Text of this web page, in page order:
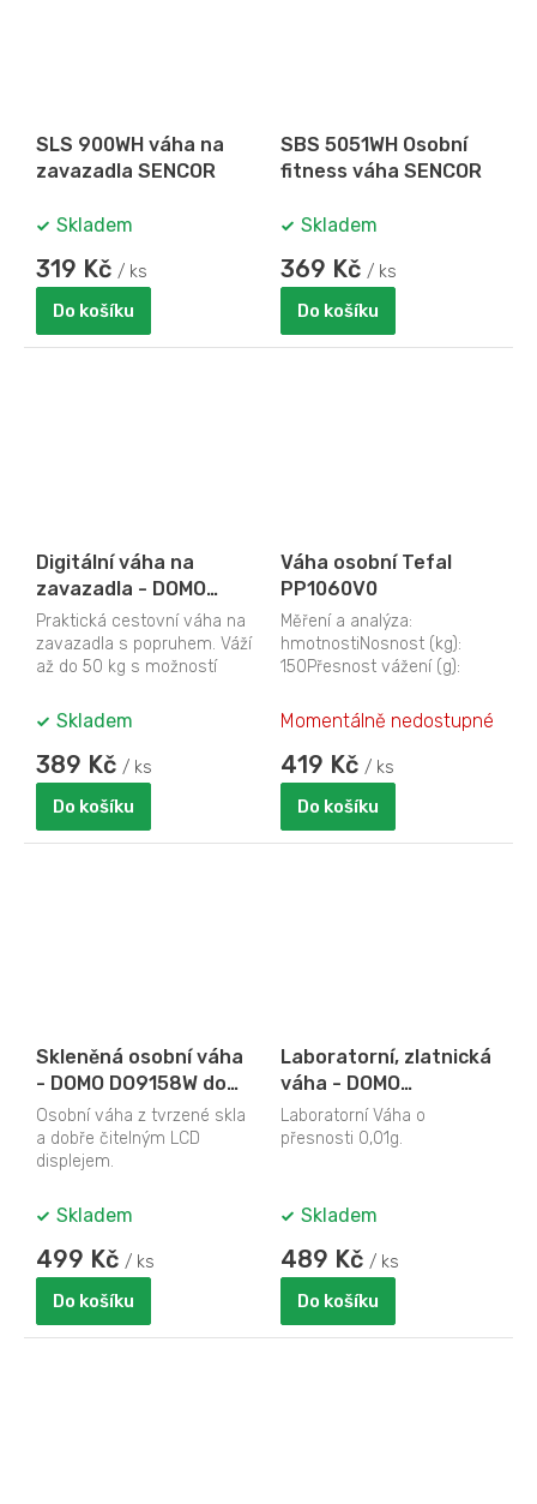
SLS 900WH váha na
zavazadla SENCOR
Skladem
319 Kč / ks
Do košíku
SBS 5051WH Osobní
fitness váha SENCOR
Skladem
369 Kč / ks
Do košíku
Digitální váha na
zavazadla - DOMO
DO9090W
Praktická cestovní váha na
zavazadla s popruhem. Váží
až do 50 kg s možností
přepínání jednotek...
Skladem
389 Kč / ks
Do košíku
Váha osobní Tefal
PP1060V0
Měření a analýza:
hmotnostiNosnost (kg):
150Přesnost vážení (g):
baterie: CR2032Baterie...
Momentálně nedostupné
419 Kč / ks
Do košíku
Skleněná osobní váha
- DOMO DO9158W do
180 kg
Osobní váha z tvrzené skla
a dobře čitelným LCD
displejem.
Skladem
499 Kč / ks
Do košíku
Laboratorní, zlatnická
váha - DOMO
DO9096W, digitální,
kapesní
Laboratorní Váha o
přesnosti 0,01g.
Skladem
489 Kč / ks
Do košíku